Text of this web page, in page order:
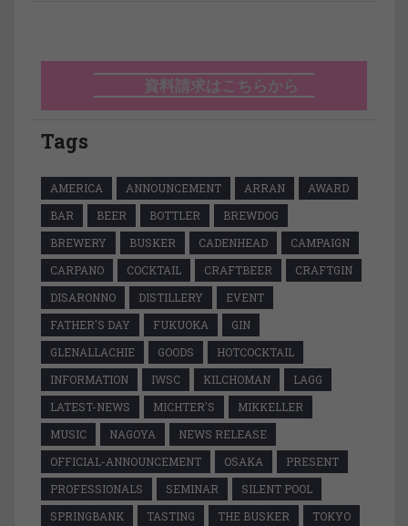
資料請求はこちらから
Tags
AMERICA ANNOUNCEMENT ARRAN
AWARD
BAR
BEER BOTTLER
BREWDOG
BREWERY
BUSKER CADENHEAD
CAMPAIGN
CARPANO
COCKTAIL CRAFTBEER
CRAFTGIN
DISARONNO
DISTILLERY
EVENT
FATHER'S DAY
FUKUOKA
GIN
GLENALLACHIE
GOODS
HOTCOCKTAIL
INFORMATION
IWSC KILCHOMAN
LAGG
LATEST-NEWS
MICHTER'S
MIKKELLER
MUSIC
NAGOYA
NEWS RELEASE
OFFICIAL-ANNOUNCEMENT
OSAKA
PRESENT
PROFESSIONALS
SEMINAR
SILENT POOL
SPRINGBANK
TASTING THE BUSKER
TOKYO